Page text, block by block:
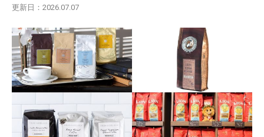
更新日：2026.07.07